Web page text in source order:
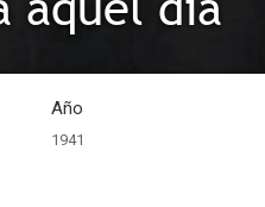
Año
1941